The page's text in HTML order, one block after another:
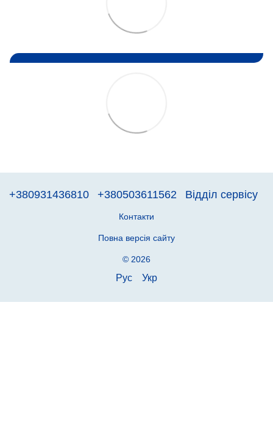
+380931436810 +380503611562 Відділ сервісу
Контакти
Повна версія сайту
© 2026
Рус Укр